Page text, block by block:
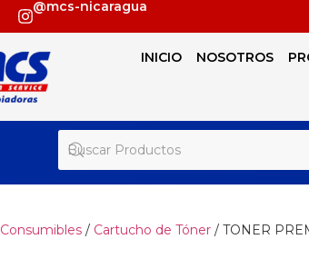
@mcs-nicaragua
INICIO NOSOTROS
Consumibles / Cartucho de Tóner / TONER